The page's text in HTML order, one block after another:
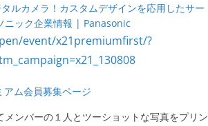
ルカメラ！カスタムデザインを応用したサー
ック企業情報 | Panasonic
ム会員募集ページ
ンバーの１人とツーショットな写真をプリン